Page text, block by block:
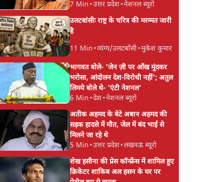
आया
7 Min •उत्तर प्रदेश•नेशनल ब्यूरो
उलटबांसीः राष्ट्र के चरित्र की मरम्मत जारी
है
11 Min •व्यंग्य/उलटबाँसी•मुकेश कुमार
भागवत बोले- 'जेन ज़ी पर आँख मूंदकर
भरोसा, आंदोलन देश-विरोधी नहीं'; अतुल
लिमये बोले थे- 'एंटी नेशनल'
6 Min •देश•नेशनल ब्यूरो
अतीक अहमद के बेटे अबान अहमद की
सड़क हादसे में मौत, जेल में बंद भाई से
मिलने जा रहे थे
5 Min •उत्तर प्रदेश•लखनऊ ब्यूरो
शेख हसीना की प्रेस कॉन्फ्रेंस में शामिल हुए
क्रिकेटर शाकिब अल हसन के घर पर